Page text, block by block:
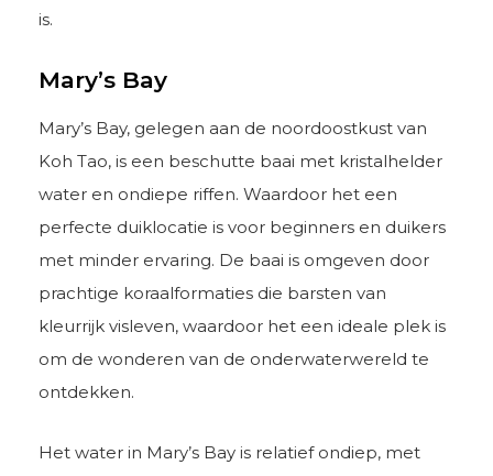
is.
Mary’s Bay
Mary’s Bay, gelegen aan de noordoostkust van
Koh Tao, is een beschutte baai met kristalhelder
water en ondiepe riffen. Waardoor het een
perfecte duiklocatie is voor beginners en duikers
met minder ervaring. De baai is omgeven door
prachtige koraalformaties die barsten van
kleurrijk visleven, waardoor het een ideale plek is
om de wonderen van de onderwaterwereld te
ontdekken.
Het water in Mary’s Bay is relatief ondiep, met